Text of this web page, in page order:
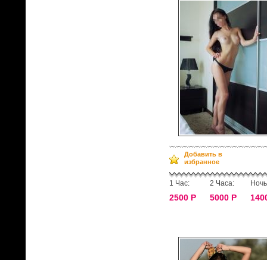
Добавить в
избранное
1 Час:
2500 Р
2 Часа:
5000 Р